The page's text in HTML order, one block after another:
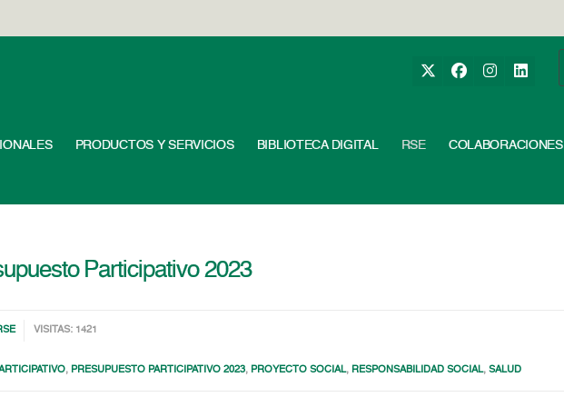
PRODUCTOS Y SERVICIOS BIBLIOTECA DIGITAL RSE COLABORACIONES
Participativo 2023
VISITAS: 1421
, PRESUPUESTO PARTICIPATIVO 2023, PROYECTO SOCIAL, RESPONSABILIDAD SOCIAL,SALUD